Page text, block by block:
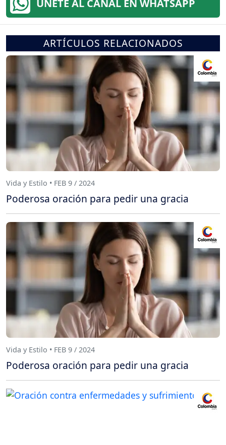
ÚNETE AL CANAL EN WHATSAPP
ARTÍCULOS RELACIONADOS
Vida y Estilo • FEB 9 / 2024
Poderosa oración para pedir una gracia
Vida y Estilo • FEB 9 / 2024
Poderosa oración para pedir una gracia